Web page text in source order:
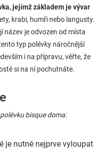
jejímž základem je vývar
krabi, humři nebo langusty.
název je odvozen od místa
typ polévky náročnější
i na přípravu, věřte, že
si na ní pochutnáte.
bisque doma:
je nutné nejprve vyloupat